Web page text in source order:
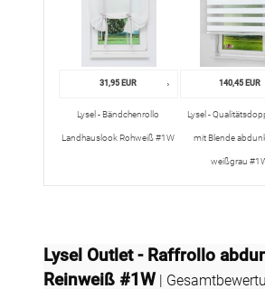
31,95 EUR
Lysel - Bändchenrollo
Landhauslook Rohweiß #1W
140,45 EUR
Lysel -
mit Blende
weißgrau
Lysel Outlet - Raffrollo
Reinweiß #1W |